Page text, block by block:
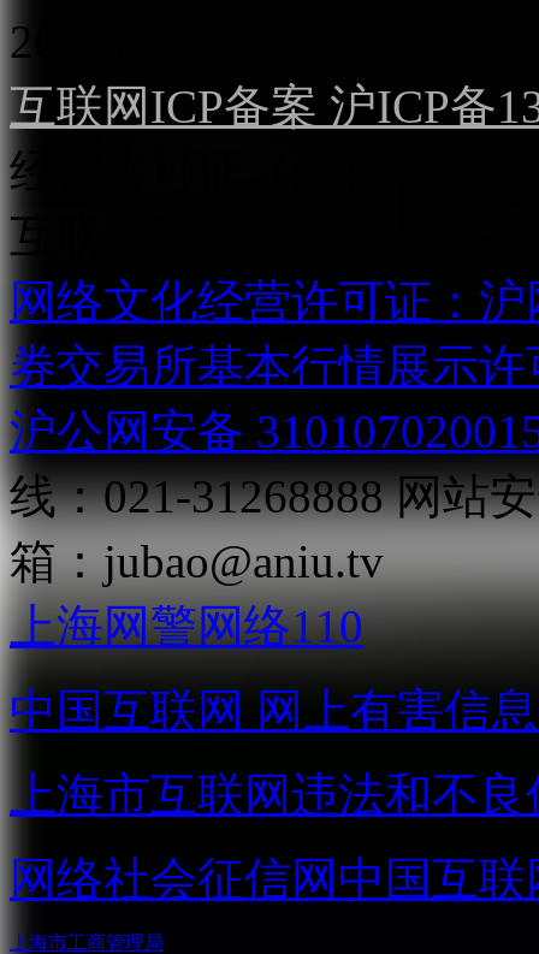
2022）
互联网ICP备案 沪ICP备
经营许可证（沪）字第
互联网直播服务企业备案
网络文化经营许可证：
券交易所基本行情展示许
沪公网安备
线：021-31268888 网站
箱： jubao@aniu.tv
上海网警网络110
中国互联网 网上有害信
上海市互联网违法和不
网络社会征信网 中国互
上海市工商管理局